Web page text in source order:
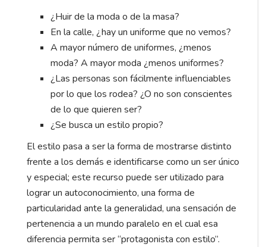
¿Huir de la moda o de la masa?
En la calle, ¿hay un uniforme que no vemos?
A mayor número de uniformes, ¿menos
moda? A mayor moda ¿menos uniformes?
¿Las personas son fácilmente influenciables
por lo que los rodea? ¿O no son conscientes
de lo que quieren ser?
¿Se busca un estilo propio?
El estilo pasa a ser la forma de mostrarse distinto
frente a los demás e identificarse como un ser único
y especial; este recurso puede ser utilizado para
lograr un autoconocimiento, una forma de
particularidad ante la generalidad, una sensación de
pertenencia a un mundo paralelo en el cual esa
diferencia permita ser “protagonista con estilo”.